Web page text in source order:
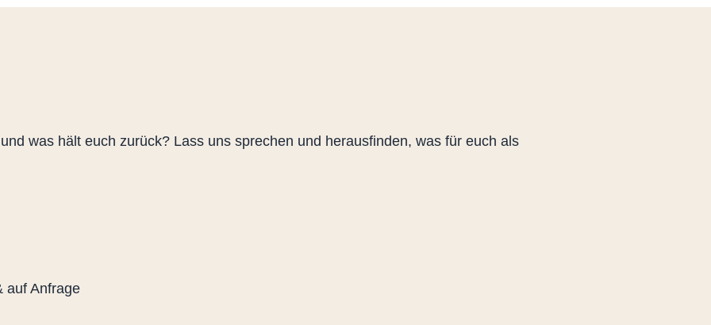
was hält euch zurück? Lass uns sprechen und herausfinden, was für euch als
auf Anfrage